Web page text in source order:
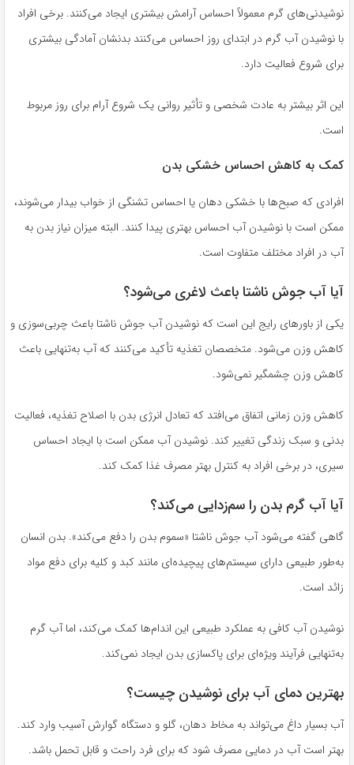
نوشیدنی‌های گرم معمولاً احساس آرامش بیشتری ایجاد می‌کنند. برخی افراد
با نوشیدن آب گرم در ابتدای روز احساس می‌کنند بدنشان آمادگی بیشتری
برای شروع فعالیت دارد.
این اثر بیشتر به عادت شخصی و تأثیر روانی یک شروع آرام برای روز مربوط
است.
کمک به کاهش احساس خشکی بدن
افرادی که صبح‌ها با خشکی دهان یا احساس تشنگی از خواب بیدار می‌شوند،
ممکن است با نوشیدن آب احساس بهتری پیدا کنند. البته میزان نیاز بدن به
آب در افراد مختلف متفاوت است.
آیا آب جوش ناشتا باعث لاغری می‌شود؟
یکی از باورهای رایج این است که نوشیدن آب جوش ناشتا باعث چربی‌سوزی و
کاهش وزن می‌شود. متخصصان تغذیه تأکید می‌کنند که آب به‌تنهایی باعث
کاهش وزن چشمگیر نمی‌شود.
کاهش وزن زمانی اتفاق می‌افتد که تعادل انرژی بدن با اصلاح تغذیه، فعالیت
بدنی و سبک زندگی تغییر کند. نوشیدن آب ممکن است با ایجاد احساس
سیری، در برخی افراد به کنترل بهتر مصرف غذا کمک کند.
آیا آب گرم بدن را سم‌زدایی می‌کند؟
گاهی گفته می‌شود آب جوش ناشتا «سموم بدن را دفع می‌کند». بدن انسان
به‌طور طبیعی دارای سیستم‌های پیچیده‌ای مانند کبد و کلیه برای دفع مواد
زائد است.
نوشیدن آب کافی به عملکرد طبیعی این اندام‌ها کمک می‌کند، اما آب گرم
به‌تنهایی فرآیند ویژه‌ای برای پاکسازی بدن ایجاد نمی‌کند.
بهترین دمای آب برای نوشیدن چیست؟
آب بسیار داغ می‌تواند به مخاط دهان، گلو و دستگاه گوارش آسیب وارد کند.
بهتر است آب در دمایی مصرف شود که برای فرد راحت و قابل تحمل باشد.